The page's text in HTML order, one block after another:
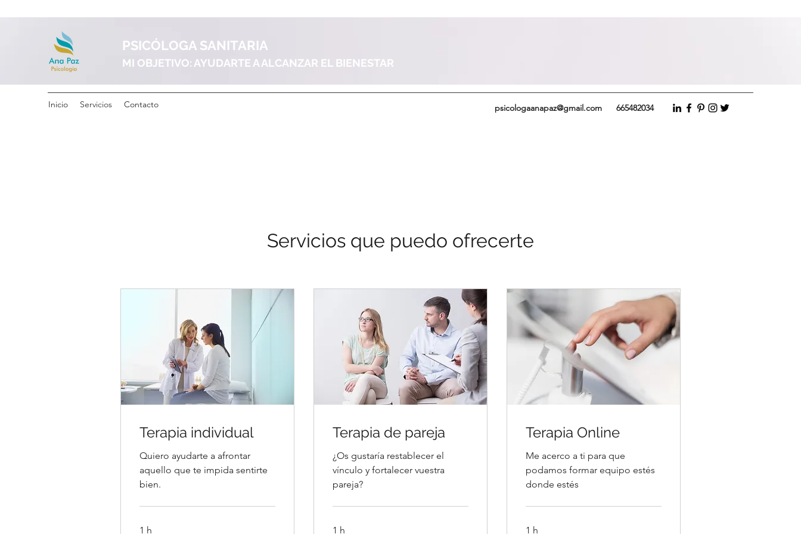
PSICÓLOGA SANITARIA
MI OBJETIVO: AYUDARTE A ALCANZAR EL BIENESTAR
Inicio Servicios Contacto psicologaanapaz@gmail.com 665482034
Servicios que puedo ofrecerte
Terapia individual
Quiero ayudarte a afrontar
aquello que te impida sentirte
bien.
1 h
Terapia de pareja
¿Os gustaría restablecer el
vínculo y fortalecer vuestra
pareja?
1 h
Terapia Online
Me acerco a ti para que
podamos formar equipo estés
donde estés
1 h